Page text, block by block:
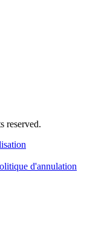
reserved.
d'annulation